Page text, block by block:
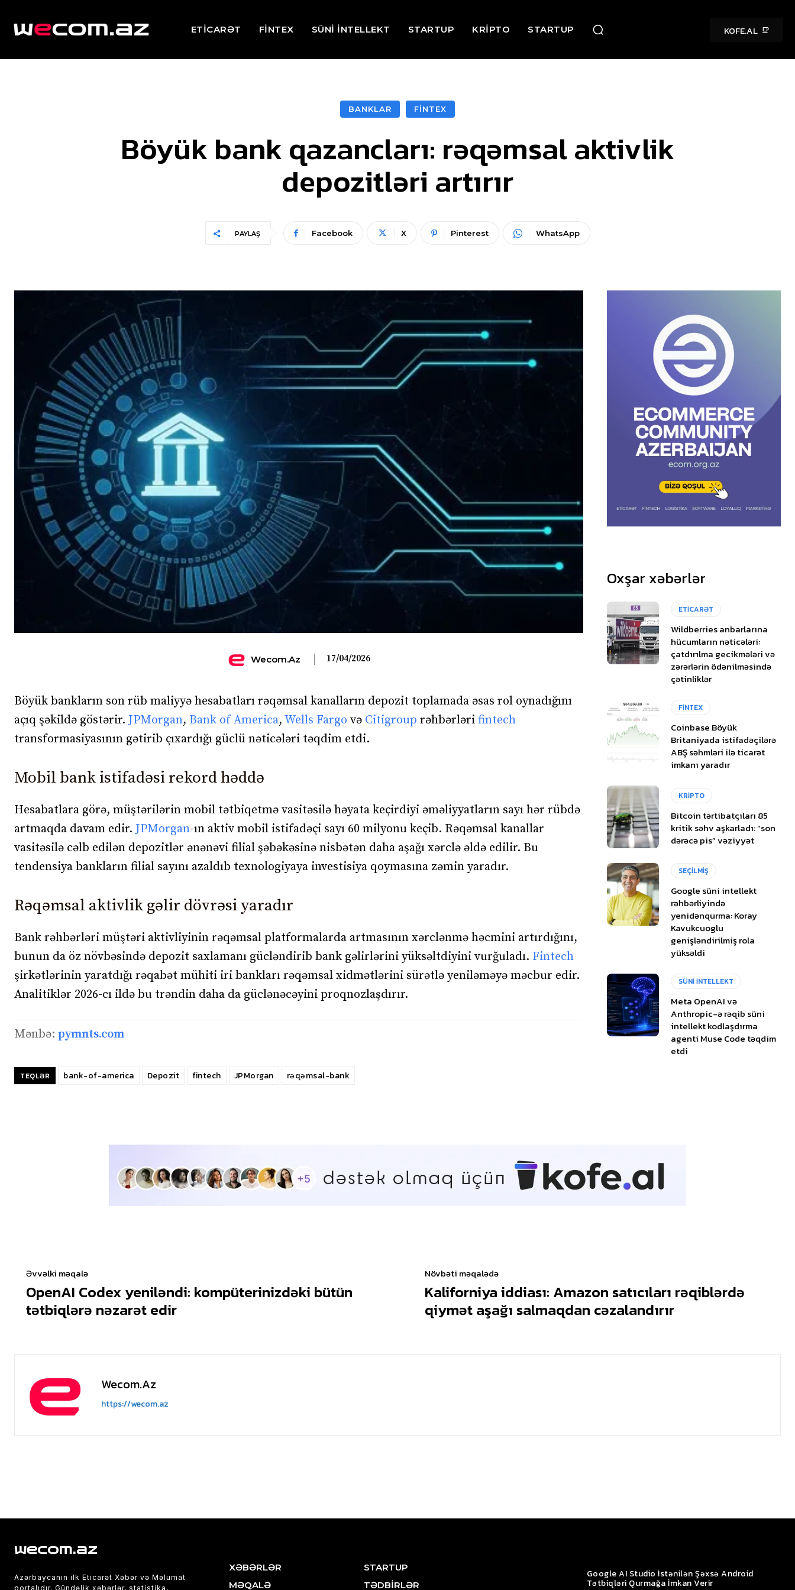
ETİCARƏT FİNTEX SÜNİ İNTELLEKT STARTUP KRİPTO STARTUP KOFE.AL
BANKLAR FİNTEX
Böyük bank qazancları: rəqəmsal aktivlik
depozitləri artırır
PAYLAŞ Facebook X Pinterest WhatsApp
Wecom.az 17/04/2026
Böyük bankların son rüb maliyyə hesabatları rəqəmsal kanalların depozit toplamada əsas rol oynadığını
açıq şəkildə göstərir. JPMorgan, Bank of America, Wells Fargo və Citigroup rəhbərləri fintech
transformasiyasının gətirib çıxardığı güclü nəticələri təqdim etdi.
Mobil bank istifadəsi rekord həddə
Hesabatlara görə, müştərilərin mobil tətbiqetmə vasitəsilə həyata keçirdiyi əməliyyatların sayı hər rübdə
artmaqda davam edir. JPMorgan-ın aktiv mobil istifadəçi sayı 60 milyonu keçib. Rəqəmsal kanallar
vasitəsilə cəlb edilən depozitlər ənənəvi filial şəbəkəsinə nisbətən daha aşağı xərclə əldə edilir. Bu
tendensiya bankların filial sayını azaldıb texnologiyaya investisiya qoymasına zəmin yaradır.
Rəqəmsal aktivlik gəlir dövrəsi yaradır
Bank rəhbərləri müştəri aktivliyinin rəqəmsal platformalarda artmasının xərclənmə həcmini artırdığını,
bunun da öz növbəsində depozit saxlamanı gücləndirib bank gəlirlərini yüksəltdiyini vurğuladı. Fintech
şirkətlərinin yaratdığı rəqabət mühiti iri bankları rəqəmsal xidmətlərini sürətlə yeniləməyə məcbur edir.
Analitiklər 2026-cı ildə bu trəndin daha da güclənəcəyini proqnozlaşdırır.
Mənbə: pymnts.com
TEQLƏR bank-of-america Depozit fintech JPMorgan rəqəmsal-bank
Oxşar xəbərlər
ETİCARƏT
Wildberries anbarlarına
hücumların nəticələri:
çatdırılma gecikmələri və
zərərlərin ödənilməsində
çətinliklər
FİNTEX
Coinbase Böyük
Britaniyada istifadəçilərə
ABŞ səhmləri ilə ticarət
imkanı yaradır
KRİPTO
Bitcoin tərtibatçıları 85
kritik səhv aşkarladı: “son
dərəcə pis” vəziyyət
SEÇİLMİŞ
Google süni intellekt
rəhbərliyində
yenidənqurma: Koray
Kavukcuoglu
genişləndirilmiş rola
yüksəldi
SÜNİ İNTELLEKT
Meta OpenAI və
Anthropic-ə rəqib süni
intellekt kodlaşdırma
agenti Muse Code təqdim
etdi
Əvvəlki məqalə
OpenAI Codex yeniləndi: kompüterinizdəki bütün
tətbiqlərə nəzarət edir
Növbəti məqalədə
Kaliforniya iddiası: Amazon satıcıları rəqiblərdə
qiymət aşağı salmaqdan cəzalandırır
Wecom.az
https://wecom.az
wecom.az
Azərbaycanın ilk Eticarət Xəbər və Məlumat
portalıdır. Gündəlik xəbərlər, statistika,
XƏBƏRLƏR
MƏQALƏ
STARTUP
TƏDBİRLƏR
Google AI Studio İstənilən Şəxsə Android
Tətbiqləri Qurmağa İmkan Verir